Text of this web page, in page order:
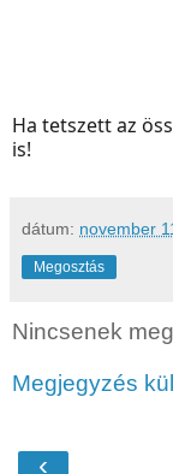
Ha tetszett az
is!
dátum: november
Megosztás
Nincsenek
Megjegyzés
‹